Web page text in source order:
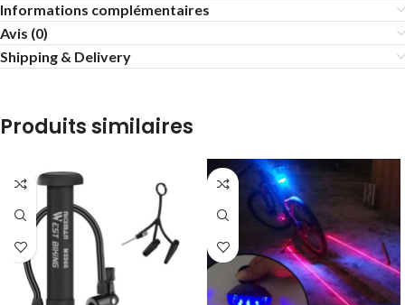
Informations complémentaires
Avis (0)
Shipping & Delivery
Produits similaires